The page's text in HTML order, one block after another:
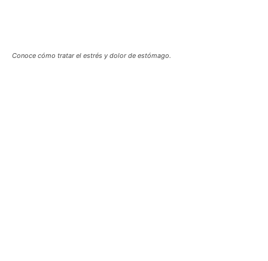
Conoce cómo tratar el estrés y dolor de estómago.